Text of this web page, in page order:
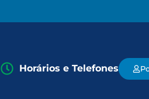
Horários e Telefones